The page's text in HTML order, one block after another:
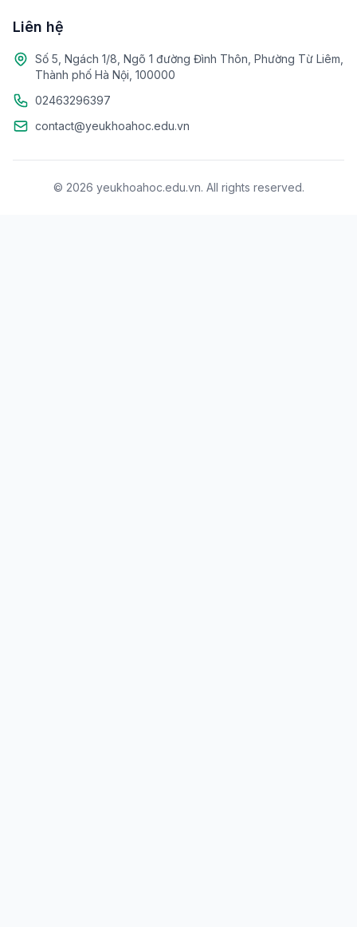
Liên hệ
Số 5, Ngách 1/8, Ngõ 1 đường Đình Thôn, Phường Từ Liêm,
Thành phố Hà Nội, 100000
02463296397
contact@yeukhoahoc.edu.vn
© 2026 yeukhoahoc.edu.vn. All rights reserved.